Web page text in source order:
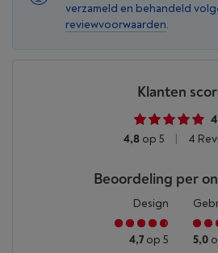
verzameld en behandeld
reviewvoorwaarden.
Klanten
4,8op 5 4
Beoordeling per
Design
4,7op 5 5,0